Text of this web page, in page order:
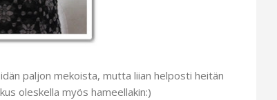
paljon mekoista, mutta liian helposti heitän
oleskella myös hameellakin:)